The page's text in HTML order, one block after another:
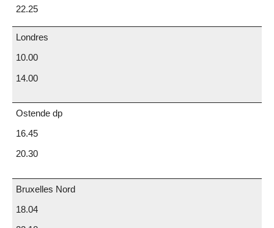
22.25
Londres
10.00
14.00
Ostende dp
16.45
20.30
Bruxelles Nord
18.04